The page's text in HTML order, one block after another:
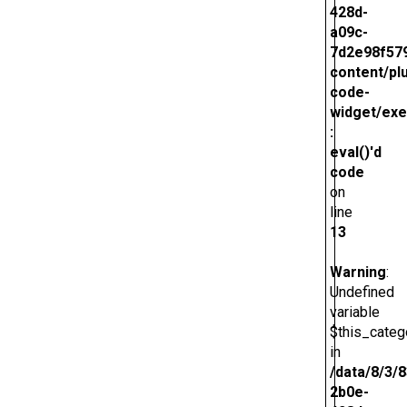
428d-
a09c-
content/
code-
widget/
:
eval()'d
code
on
line
13
Warning:
Undefined
variable
in
/data/8/3/
2b0e-